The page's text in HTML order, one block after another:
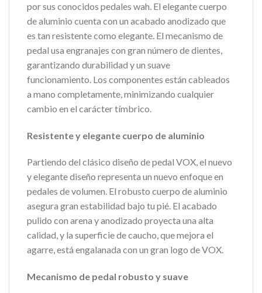
por sus conocidos pedales wah. El elegante cuerpo
de aluminio cuenta con un acabado anodizado que
es tan resistente como elegante. El mecanismo de
pedal usa engranajes con gran número de dientes,
garantizando durabilidad y un suave
funcionamiento. Los componentes están cableados
a mano completamente, minimizando cualquier
cambio en el carácter tímbrico.
Resistente y elegante cuerpo de aluminio
Partiendo del clásico diseño de pedal VOX, el nuevo
y elegante diseño representa un nuevo enfoque en
pedales de volumen. El robusto cuerpo de aluminio
asegura gran estabilidad bajo tu pié. El acabado
pulido con arena y anodizado proyecta una alta
calidad, y la superficie de caucho, que mejora el
agarre, está engalanada con un gran logo de VOX.
Mecanismo de pedal robusto y suave